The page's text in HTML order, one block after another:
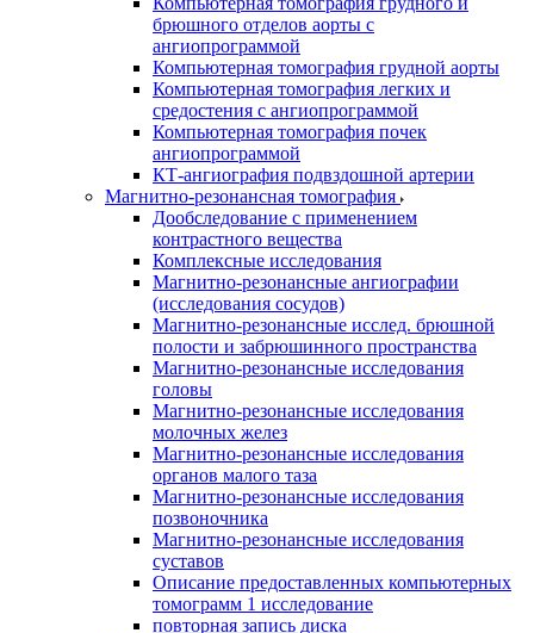
брюшного отделов аорты с
ангиопрограммой
Компьютерная томография грудной аорты
Компьютерная томография легких и
средостения с ангиопрограммой
Компьютерная томография почек
ангиопрограммой
КТ-ангиография подвздошной артерии
Магнитно-резонансная томография
Дообследование с применением
контрастного вещества
Комплексные исследования
Магнитно-резонансные ангиографии
(исследования сосудов)
Магнитно-резонансные исслед. брюшной
полости и забрюшинного пространства
Магнитно-резонансные исследования
головы
Магнитно-резонансные исследования
молочных желез
Магнитно-резонансные исследования
органов малого таза
Магнитно-резонансные исследования
позвоночника
Магнитно-резонансные исследования
суставов
Описание предоставленных компьютерных
томограмм 1 исследование
повторная запись диска